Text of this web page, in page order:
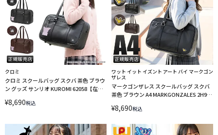
クロミ
クロミ スクールバッグ スクバ 茶色 ブラウ
ン グッズ サンリオ KUROMI 62058【在庫
¥8,690税込
ワット イット イズント アート バイ マークゴン
ザレス
マークゴンザレス スクールバッグ スクバ
茶色 ブラウン A4 MARKGONZALES 2H9-
¥8,690税込